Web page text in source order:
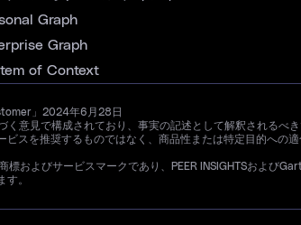
Graph
Graph
of Context
」2024年6月28日
意見で構成されており、事実の記述として解釈されるべ
スを推奨するものではなく、商品性または特定目的へ
およびサービスマークであり、PEER INSIGHTSおよび
す。